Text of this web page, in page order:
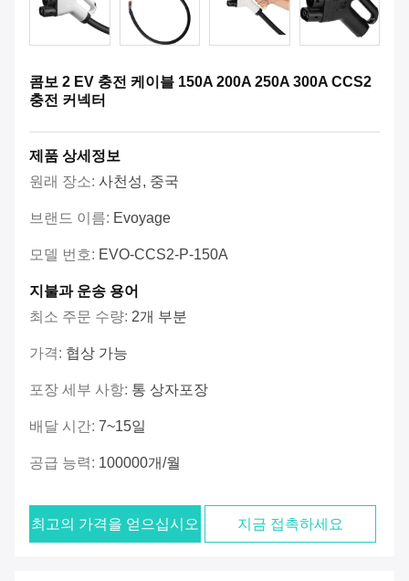
콤보 2 EV 충전 케이블 150A 200A 250A 300A CCS2
충전 커넥터
제품 상세정보
원래 장소: 사천성, 중국
브랜드 이름: Evoyage
모델 번호: EVO-CCS2-P-150A
지불과 운송 용어
최소 주문 수량: 2개 부분
가격: 협상 가능
포장 세부 사항: 통 상자포장
배달 시간: 7~15일
공급 능력: 100000개/월
최고의 가격을 얻으십시오 지금 접촉하세요